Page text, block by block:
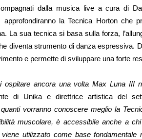
dalla musica live a cura di
approfondiranno la Tecnica Horton che
La sua tecnica si basa sulla forza,
diventa strumento di danza espressiva.
e permette di sviluppare una forte
ospitare ancora una volta Max Luna III
di Unika e direttrice artistica del
quanti vorranno conoscere meglio la
muscolare, è accessibile anche a
utilizzato come base